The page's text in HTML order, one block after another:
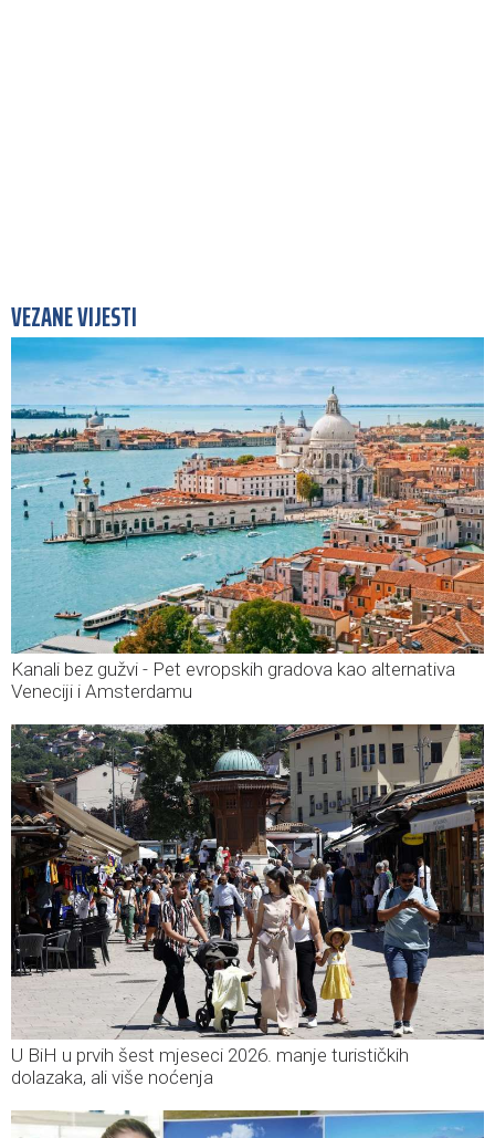
VEZANE VIJESTI
Kanali bez gužvi - Pet evropskih gradova kao alternativa
Veneciji i Amsterdamu
U BiH u prvih šest mjeseci 2026. manje turističkih
dolazaka, ali više noćenja